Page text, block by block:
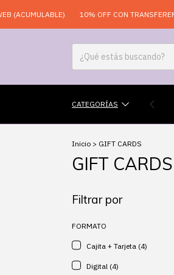
(ACUMULABLE) 10% OFF CON
CATEGORÍAS
Inicio > GIFT CARDS
GIFT CARDS
Filtrar por
FORMATO
Cajita + Tarjeta (4)
Digital (4)